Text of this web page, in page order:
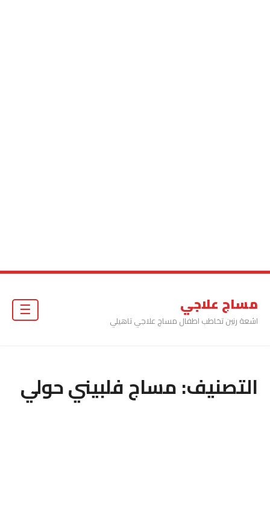
مساج علاجي
اشعة رنين تخاطب اطفال مساج علاجي تاهيلي
التصنيف:مساج فلبيني حولي